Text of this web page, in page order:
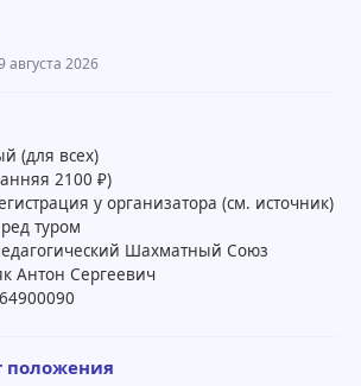
2026
(для всех)
2100 ₽)
у организатора (см. источник)
туром
Шахматный Союз
Антон Сергеевич
положения